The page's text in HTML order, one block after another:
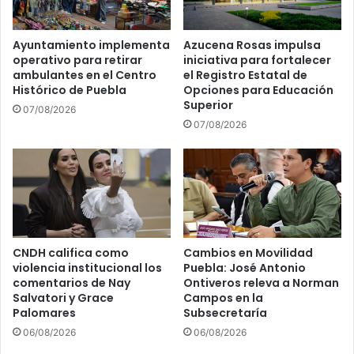
m
u
n
i
c
c
ó
S
a
l
d
e
C
h
a
i
t
a
c
n
p
r
s
i
d
e
n
t
a
Ayuntamiento implementa
operativo para retirar
ambulantes en el Centro
Histórico de Puebla
07/08/2026
Azucena Rosas impulsa
iniciativa para fortalecer
el Registro Estatal de
Opciones para Educación
Superior
07/08/2026
CNDH califica como
violencia institucional los
comentarios de Nay
Salvatori y Grace
Palomares
06/08/2026
Cambios en Movilidad
Puebla: José Antonio
Ontiveros releva a Norman
Campos en la
Subsecretaría
06/08/2026